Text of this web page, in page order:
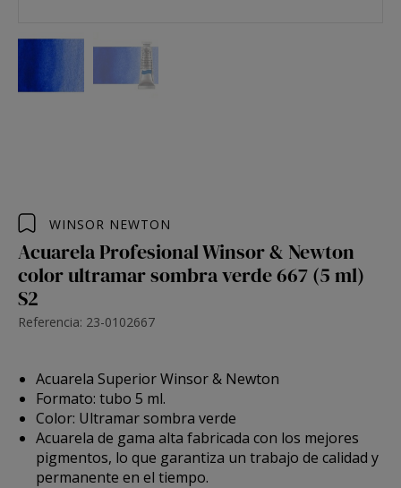
WINSOR NEWTON
Acuarela Profesional Winsor & Newton
color ultramar sombra verde 667 (5 ml)
S2
Referencia: 23-0102667
Acuarela Superior Winsor & Newton
Formato: tubo 5 ml.
Color: Ultramar sombra verde
Acuarela de gama alta fabricada con los mejores
pigmentos, lo que garantiza un trabajo de calidad y
permanente en el tiempo.